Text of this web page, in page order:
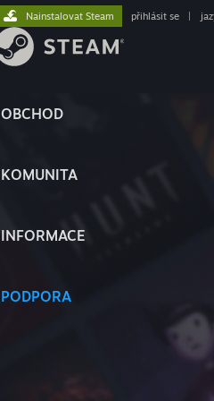
OBCHOD
KOMUNITA
INFORMACE
PODPORA
Nainstalovat Steam přihlásit se